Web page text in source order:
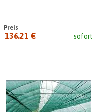
sofort
Preis
seit:
136.21 €